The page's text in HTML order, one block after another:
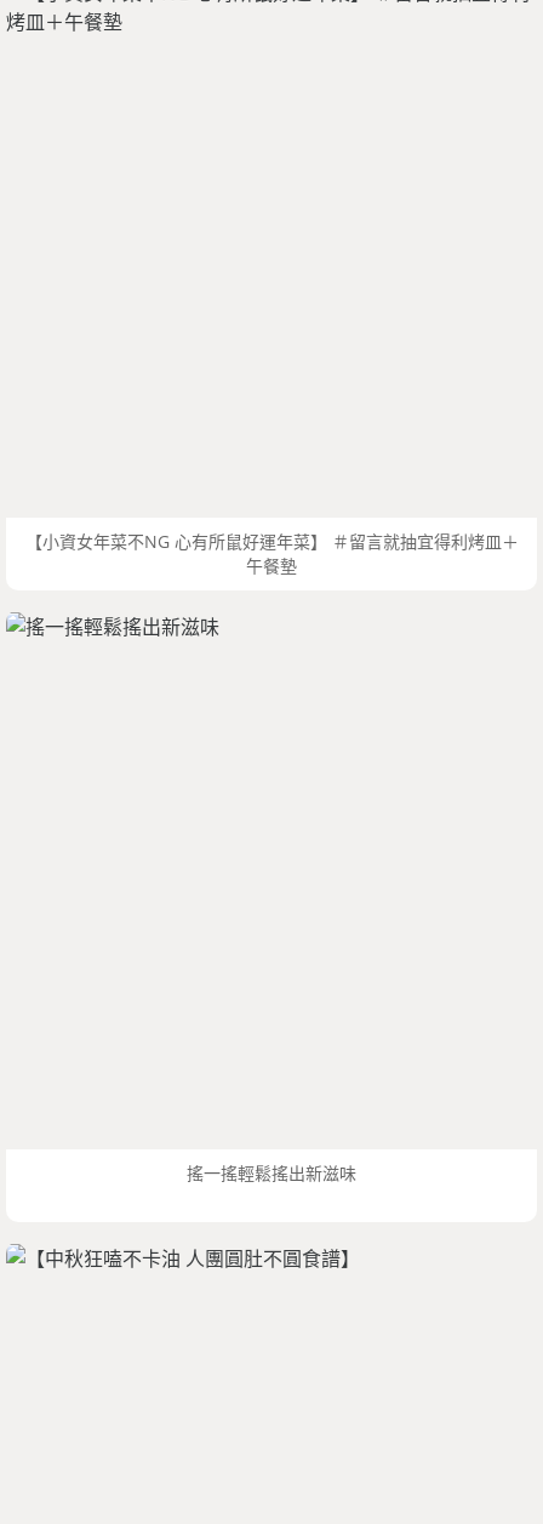
【小資女年菜不NG 心有所鼠好運年菜】 ＃留言就抽宜得利烤皿＋
午餐墊
搖一搖輕鬆搖出新滋味